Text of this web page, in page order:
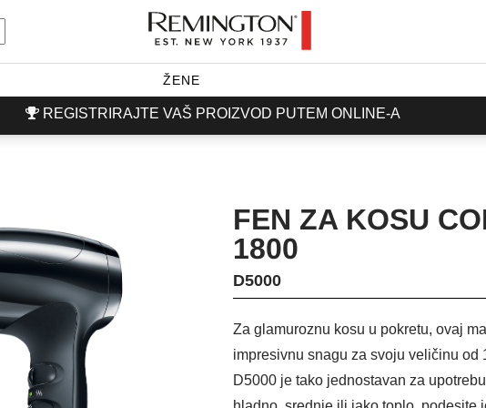
ŽENE
REGISTRIRAJTE VAŠ PROIZVOD PUTEM ONLINE-A
FEN ZA KOSU
1800
D5000
Za glamuroznu kosu u pokretu, ovaj
impresivnu snagu za svoju veličinu od
D5000 je tako jednostavan za